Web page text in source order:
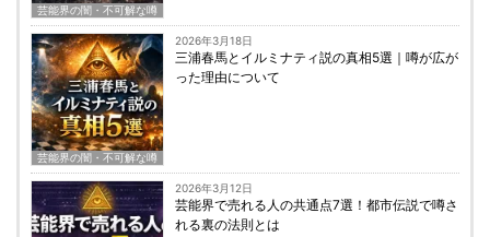
芸能界の闇・不可解な噂
芸能界の闇・不可解な噂
2026年3月18日
三浦春馬とイルミナティ説の真相5選｜噂が広が
った理由について
2026年3月12日
芸能界で売れる人の共通点7選！都市伝説で噂さ
れる裏の法則とは